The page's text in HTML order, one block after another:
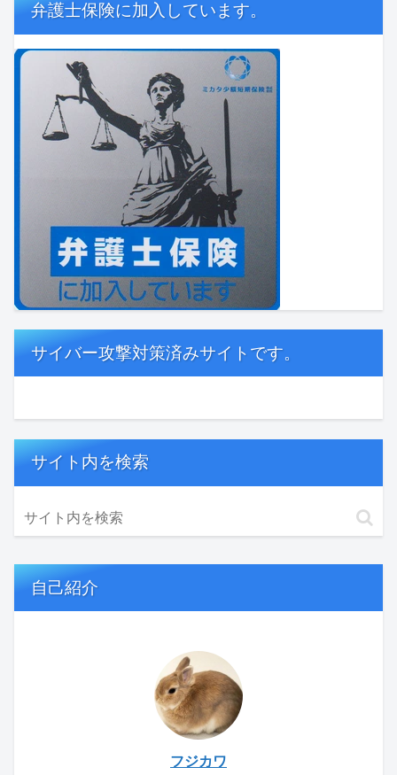
弁護士保険に加入しています。
サイバー攻撃対策済みサイトです。
サイト内を検索
自己紹介
フジカワ